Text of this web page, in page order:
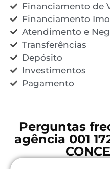
Financiamento de
Financiamento
Atendimento e
Transferências
Depósito
Investimentos
Pagamento
Perguntas
agência 001